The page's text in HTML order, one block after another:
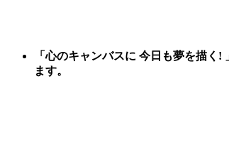
「心のキャンバスに 今日も夢を描く!
ます。